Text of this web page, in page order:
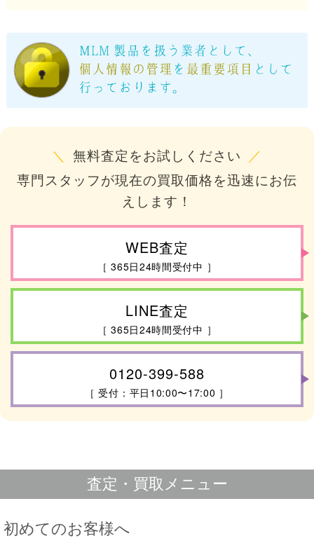
＼ 無料査定をお試しください ／
専門スタッフが現在の買取価格を迅速にお伝
えします！
WEB査定
［ 365日24時間受付中 ］
LINE査定
［ 365日24時間受付中 ］
0120-399-588
［ 受付：平日10:00〜17:00 ］
査定・買取メニュー
初めてのお客様へ